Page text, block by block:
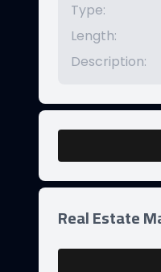
Type:
Length:
Description:
Real Estate